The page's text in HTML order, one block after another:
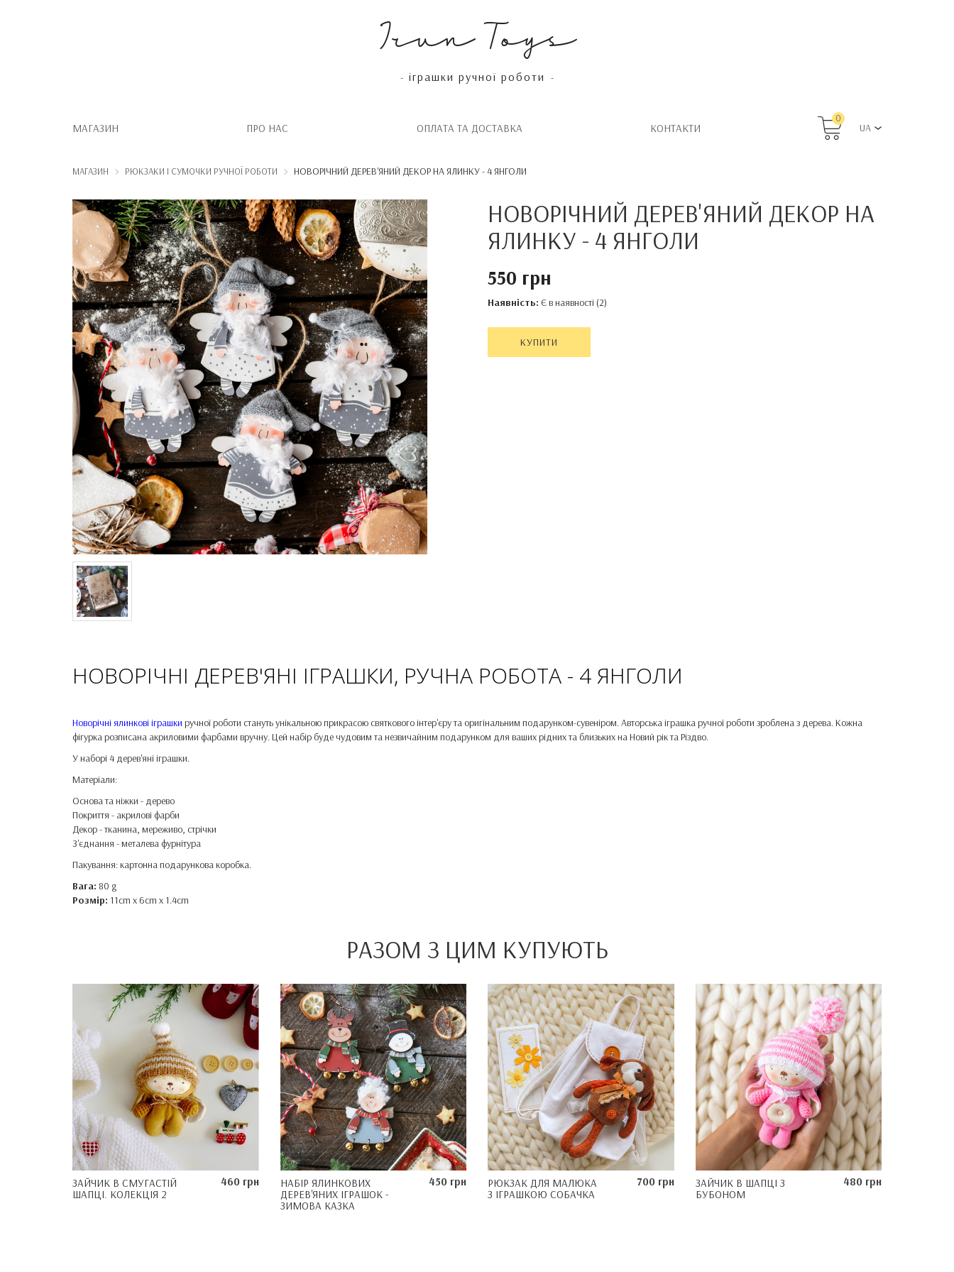
Irun Toys
- іграшки ручної роботи -
МАГАЗИН ПРО НАС OПЛАТА ТА ДОСТАВКА КОНТАКТИ
0
UA
МАГАЗИН РЮКЗАКИ І СУМОЧКИ РУЧНОЇ РОБОТИ НОВОРІЧНИЙ ДЕРЕВ'ЯНИЙ ДЕКОР НА ЯЛИНКУ - 4 ЯНГОЛИ
НОВОРІЧНИЙ ДЕРЕВ'ЯНИЙ ДЕКОР НА
ЯЛИНКУ - 4 ЯНГОЛИ
550 грн
Наявність: Є в наявності (2)
КУПИТИ
НОВОРІЧНІ ДЕРЕВ'ЯНІ ІГРАШКИ, РУЧНА РОБОТА - 4 ЯНГОЛИ
Новорічні ялинкові іграшки ручної роботи стануть унікальною прикрасою святкового інтер'єру та оригінальним подарунком-сувеніром. Авторська іграшка ручної роботи зроблена з дерева. Кожна
фігурка розписана акриловими фарбами вручну. Цей набір буде чудовим та незвичайним подарунком для ваших рідних та близьких на Новий рік та Різдво.
У наборі 4 дерев'яні іграшки.
Матеріали:
Основа та ніжки - дерево
Покриття - акрилові фарби
Декор - тканина, мереживо, стрічки
З'єднання - металева фурнітура
Пакування: картонна подарункова коробка.
Вага: 80 g
Розмір: 11cm x 6cm x 1.4cm
РАЗОМ З ЦИМ КУПУЮТЬ
ЗАЙЧИК В СМУГАСТІЙ
ШАПЦІ. КОЛЕКЦІЯ 2
460 грн
НАБІР ЯЛИНКОВИХ
ДЕРЕВ'ЯНИХ ІГРАШОК -
ЗИМОВА КАЗКА
450 грн
РЮКЗАК ДЛЯ МАЛЮКА
З ІГРАШКОЮ СОБАЧКА
700 грн
ЗАЙЧИК В ШАПЦІ З
БУБОНОМ
480 грн